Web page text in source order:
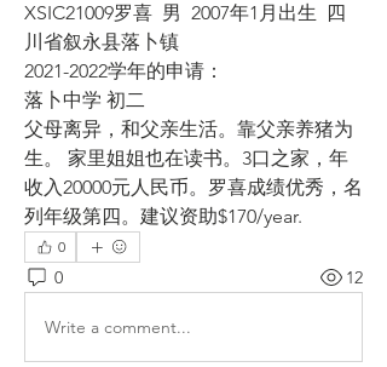
XSIC21009罗喜  男  2007年1月出生  四
川省叙永县落卜镇
2021-2022学年的申请：
落卜中学 初二
父母离异，和父亲生活。靠父亲养猪为
生。 家里姐姐也在读书。3口之家，年
收入20000元人民币。罗喜成绩优秀，名
列年级第四。建议资助$170/year.
0
0 12
Write a comment...